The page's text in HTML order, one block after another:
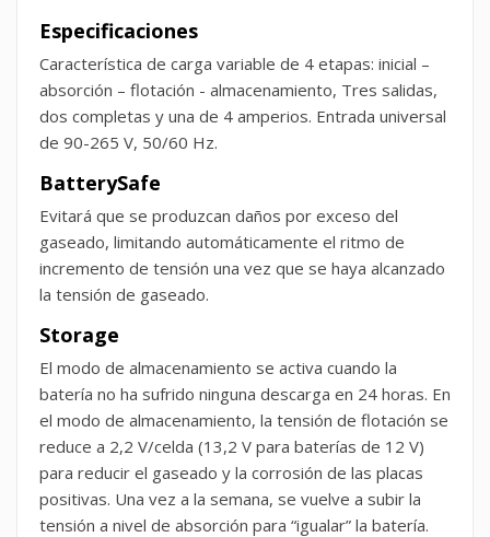
Especificaciones
Característica de carga variable de 4 etapas: inicial –
absorción – flotación - almacenamiento, Tres salidas,
dos completas y una de 4 amperios. Entrada universal
de 90-265 V, 50/60 Hz.
BatterySafe
Evitará que se produzcan daños por exceso del
gaseado, limitando automáticamente el ritmo de
incremento de tensión una vez que se haya alcanzado
la tensión de gaseado.
Storage
El modo de almacenamiento se activa cuando la
batería no ha sufrido ninguna descarga en 24 horas. En
el modo de almacenamiento, la tensión de flotación se
reduce a 2,2 V/celda (13,2 V para baterías de 12 V)
para reducir el gaseado y la corrosión de las placas
positivas. Una vez a la semana, se vuelve a subir la
tensión a nivel de absorción para “igualar” la batería.